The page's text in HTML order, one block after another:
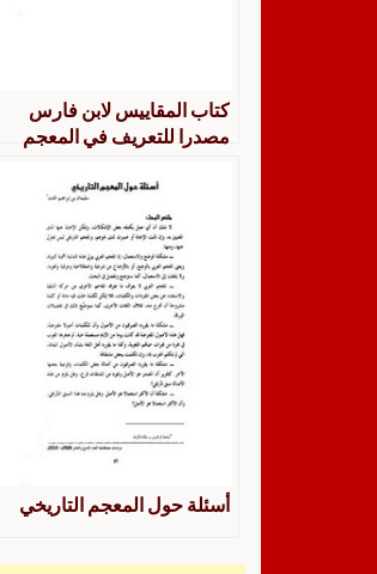
كتاب المقاييس لابن فارس
مصدرا للتعريف في المعجم
أسئلة حول المعجم التاريخي